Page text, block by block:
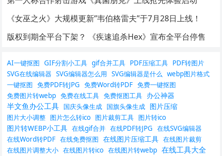
《女巫之火》大规模更新”韦伯格雷夫”于7月28日上线！
版权到期全平台下架？ 《疾速追杀Hex》宣布全平台停售
AI一键抠图 GIF分割小工具 gif合并工具 PDF压缩工具 PDF转图片
SVG在线编辑器 SVG编辑器怎么用 SVG编辑器是什么 webp图片格式
一键抠图 免费PDF转JPG 免费Word转PDF 免费一键抠图
免费图片转webp 免费在线工具 免费抠图工具 办公神器
半文鱼办公工具 国庆头像生成 国旗头像生成 图片压缩
图片大小调整 图片怎么转ico 图片裁剪工具 图片转ico
图片转WEBP小工具 在线gif合并 在线PDF转JPG 在线SVG编辑器
在线Word转PDF 在线免费抠图 在线图片压缩工具 在线图片裁剪
在线图片调整大小 在线图片转ico 在线图片转webp 在线工具大全